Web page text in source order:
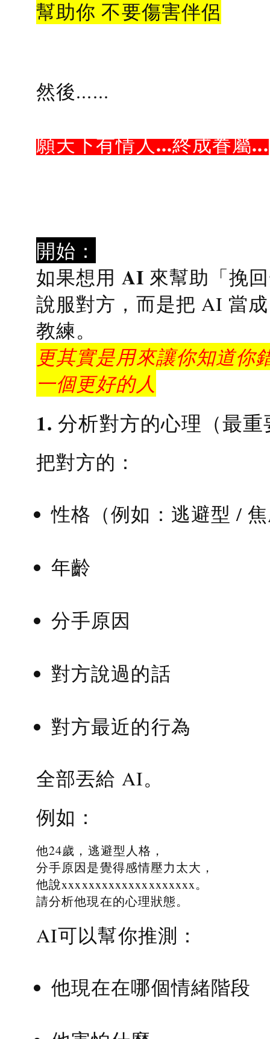
幫助你 不要傷害伴侶
然後......
願天下有情人...終成眷屬...
開始：
如果想用 AI 來幫助「挽
說服對方，而是把 AI 當
教練。
更其實是用來讓你知道你
一個更好的人
1. 分析對方的心理（最
把對方的：
性格（例如：逃避型 /
年齡
分手原因
對方說過的話
對方最近的行為
全部丟給 AI。
例如：
他24歲，逃避型人格，
分手原因是覺得感情壓力太大，
他說xxxxxxxxxxxxxxxxxxxx。
請分析他現在的心理狀態。
AI可以幫你推測：
他現在在哪個情緒階段